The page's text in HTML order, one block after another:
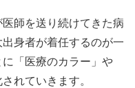
師を送り続けてきた病
身者が着任するのが一
「医療のカラー」や
れていきます。